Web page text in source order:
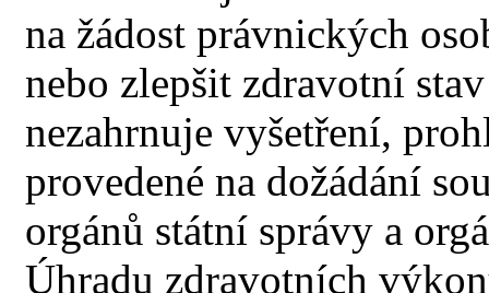
na žádost právnických
nebo zlepšit zdravotní
nezahrnuje vyšetření,
provedené na dožádání
orgánů státní správy a
Úhradu zdravotních